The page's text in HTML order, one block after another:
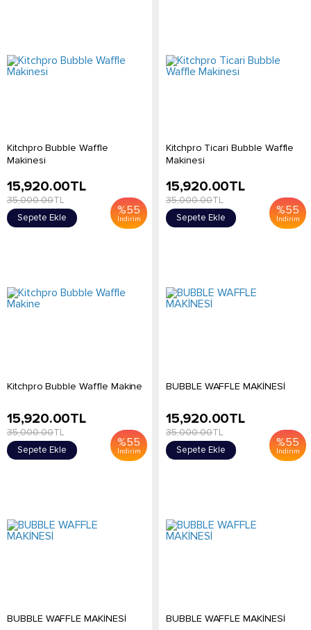
Kitchpro Bubble Waffle
Makinesi
%55
İndirim
15,920.00TL
35,000.00TL
Sepete Ekle
Kitchpro Ticari Bubble Waffle
Makinesi
%55
İndirim
15,920.00TL
35,000.00TL
Sepete Ekle
Kitchpro Bubble Waffle Makine
%55
İndirim
15,920.00TL
35,000.00TL
Sepete Ekle
BUBBLE WAFFLE MAKİNESİ
%55
İndirim
15,920.00TL
35,000.00TL
Sepete Ekle
BUBBLE WAFFLE MAKİNESİ BUBBLE WAFFLE MAKİNESİ